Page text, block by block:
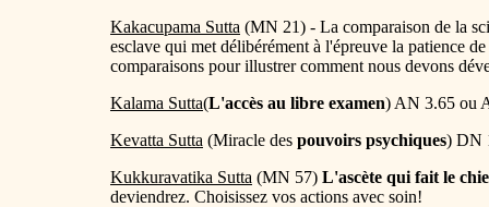
Kakacupama Sutta (MN 21) - La comparaison de la
esclave qui met délibérément à l'épreuve la patience
comparaisons pour illustrer comment nous devons
Kalama Sutta(L'accès au libre examen) AN 3.65 ou
Kevatta Sutta (Miracle des pouvoirs psychiques) DN
Kukkuravatika Sutta (MN 57) L'ascète qui fait le
deviendrez. Choisissez vos actions avec soin!